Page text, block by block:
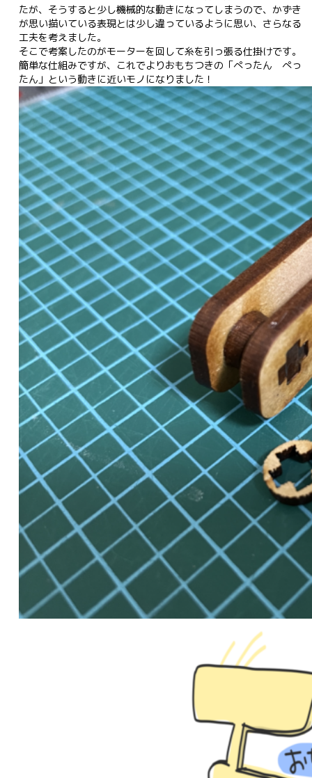
たが、そうすると少し機械的な動きになってしまうので、かずき
が思い描いている表現とは少し違っているように思い、さらなる
工夫を考えました。
そこで考案したのがモーターを回して糸を引っ張る仕掛けです。
簡単な仕組みですが、これでよりおもちつきの「ぺったん　ぺっ